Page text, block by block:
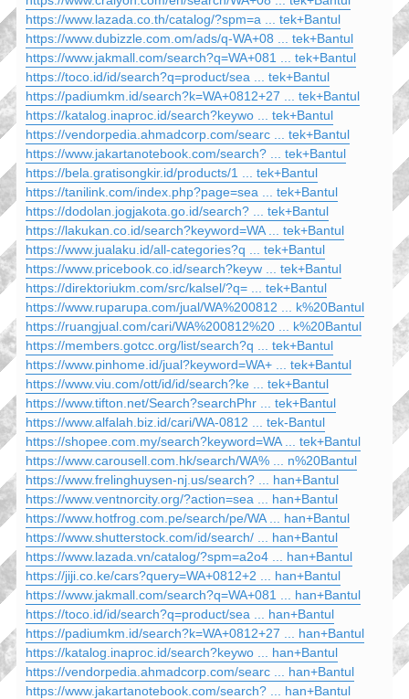
https://www.lazada.co.th/catalog/?spm=a ... tek+Bantul
https://www.dubizzle.com.om/ads/q-WA+08 ... tek+Bantul
https://www.jakmall.com/search?q=WA+081 ... tek+Bantul
https://toco.id/id/search?q=product/sea ... tek+Bantul
https://padiumkm.id/search?k=WA+0812+27 ... tek+Bantul
https://katalog.inaproc.id/search?keywo ... tek+Bantul
https://vendorpedia.ahmadcorp.com/searc ... tek+Bantul
https://www.jakartanotebook.com/search? ... tek+Bantul
https://bela.gratisongkir.id/products/1 ... tek+Bantul
https://tanilink.com/index.php?page=sea ... tek+Bantul
https://dodolan.jogjakota.go.id/search? ... tek+Bantul
https://lakukan.co.id/search?keyword=WA ... tek+Bantul
https://www.jualaku.id/all-categories?q ... tek+Bantul
https://www.pricebook.co.id/search?keyw ... tek+Bantul
https://direktoriukm.com/src/kalsel/?q= ... tek+Bantul
https://www.ruparupa.com/jual/WA%200812 ... k%20Bantul
https://ruangjual.com/cari/WA%200812%20 ... k%20Bantul
https://members.gotcc.org/list/search?q ... tek+Bantul
https://www.pinhome.id/jual?keyword=WA+ ... tek+Bantul
https://www.viu.com/ott/id/id/search?ke ... tek+Bantul
https://www.tifton.net/Search?searchPhr ... tek+Bantul
https://www.alfalah.biz.id/cari/WA-0812 ... tek-Bantul
https://shopee.com.my/search?keyword=WA ... tek+Bantul
https://www.carousell.com.hk/search/WA% ... n%20Bantul
https://www.frelinghuysen-nj.us/search? ... han+Bantul
https://www.ventnorcity.org/?action=sea ... han+Bantul
https://www.hotfrog.com.pe/search/pe/WA ... han+Bantul
https://www.shutterstock.com/id/search/ ... han+Bantul
https://www.lazada.vn/catalog/?spm=a2o4 ... han+Bantul
https://jiji.co.ke/cars?query=WA+0812+2 ... han+Bantul
https://www.jakmall.com/search?q=WA+081 ... han+Bantul
https://toco.id/id/search?q=product/sea ... han+Bantul
https://padiumkm.id/search?k=WA+0812+27 ... han+Bantul
https://katalog.inaproc.id/search?keywo ... han+Bantul
https://vendorpedia.ahmadcorp.com/searc ... han+Bantul
https://www.jakartanotebook.com/search? ... han+Bantul